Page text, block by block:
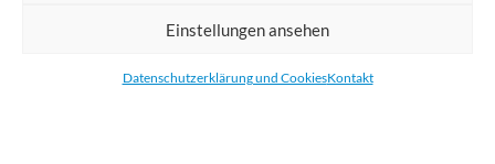
Einstellungen ansehen
Datenschutzerklärung und CookiesKontakt
Bestellen Sie gedruckte Werbemittel online für Ihr Unternehmen. Wir
und Aufkleber. Wir liefern unsere Druckprodukte Deutschland,